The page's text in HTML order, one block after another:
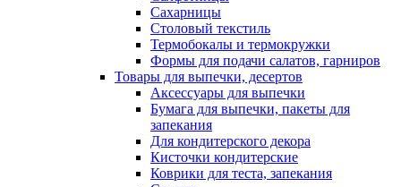
Сахарницы
Столовый текстиль
Термобокалы и термокружки
Формы для подачи салатов, гарниров
Товары для выпечки, десертов
Аксессуары для выпечки
Бумага для выпечки, пакеты для
запекания
Для кондитерского декора
Кисточки кондитерские
Коврики для теста, запекания